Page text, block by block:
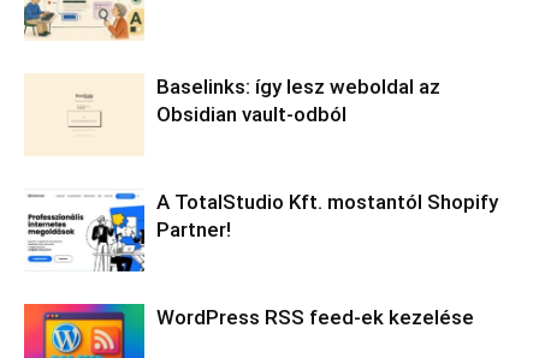
Baselinks: így lesz weboldal az
Obsidian vault-odból
A TotalStudio Kft. mostantól Shopify
Partner!
WordPress RSS feed-ek kezelése